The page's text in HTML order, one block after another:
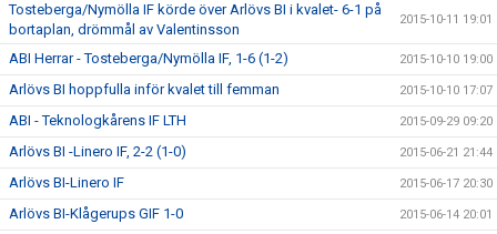
Tosteberga/Nymölla IF körde över Arlövs BI i kvalet- 6-1 på
bortaplan, drömmål av Valentinsson
2015-10-11 19:01
ABI Herrar - Tosteberga/Nymölla IF, 1-6 (1-2) 2015-10-10 19:00
Arlövs BI hoppfulla inför kvalet till femman 2015-10-10 17:07
ABI - Teknologkårens IF LTH 2015-09-29 09:20
Arlövs BI -Linero IF, 2-2 (1-0) 2015-06-21 21:44
Arlövs BI-Linero IF 2015-06-17 20:30
Arlövs BI-Klågerups GIF 1-0 2015-06-14 20:01